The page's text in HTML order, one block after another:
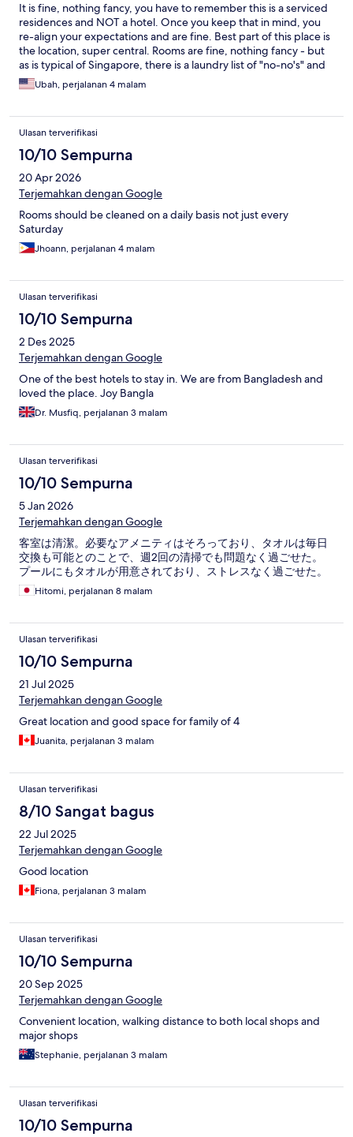
It is fine, nothing fancy, you have to remember this is a serviced
residences and NOT a hotel. Once you keep that in mind, you
re-align your expectations and are fine. Best part of this place is
the location, super central. Rooms are fine, nothing fancy - but
as is typical of Singapore, there is a laundry list of "no-no's" and
not much in the way of feeling welcomed.
Ubah, perjalanan 4 malam
Ulasan terverifikasi
10/10 Sempurna
20 Apr 2026
Terjemahkan dengan Google
Rooms should be cleaned on a daily basis not just every
Saturday
Jhoann, perjalanan 4 malam
Ulasan terverifikasi
10/10 Sempurna
2 Des 2025
Terjemahkan dengan Google
One of the best hotels to stay in. We are from Bangladesh and
loved the place. Joy Bangla
Dr. Musfiq, perjalanan 3 malam
Ulasan terverifikasi
10/10 Sempurna
5 Jan 2026
Terjemahkan dengan Google
客室は清潔。必要なアメニティはそろっており、タオルは毎日
交換も可能とのことで、週2回の清掃でも問題なく過ごせた。
プールにもタオルが用意されており、ストレスなく過ごせた。
Hitomi, perjalanan 8 malam
Ulasan terverifikasi
10/10 Sempurna
21 Jul 2025
Terjemahkan dengan Google
Great location and good space for family of 4
Juanita, perjalanan 3 malam
Ulasan terverifikasi
8/10 Sangat bagus
22 Jul 2025
Terjemahkan dengan Google
Good location
Fiona, perjalanan 3 malam
Ulasan terverifikasi
10/10 Sempurna
20 Sep 2025
Terjemahkan dengan Google
Convenient location, walking distance to both local shops and
major shops
Stephanie, perjalanan 3 malam
Ulasan terverifikasi
10/10 Sempurna